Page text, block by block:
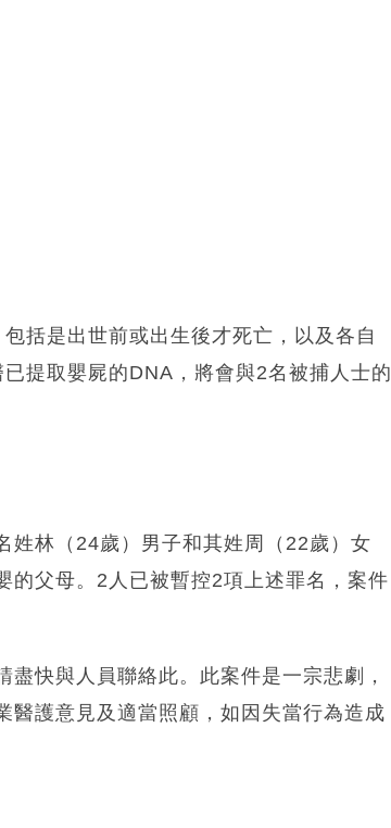
括是出世前或出生後才死亡，以及各自
提取嬰屍的DNA，將會與2名被捕人士的
姓林（24歲）男子和其姓周（22歲）女
的父母。2人已被暫控2項上述罪名，案件
快與人員聯絡此。此案件是一宗悲劇，
醫護意見及適當照顧，如因失當行為造成